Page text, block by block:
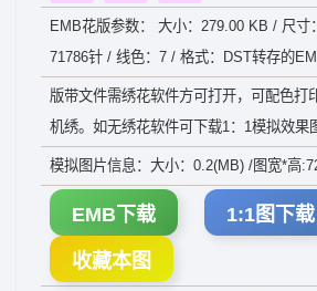
EMB花版参数： 大小：279.00 KB / 尺寸
71786针 / 线色：7 / 格式：DST转存的
版带文件需绣花软件方可打开，可配色打
机绣。如无绣花软件可下载1：1模拟效果
模拟图片信息：大小：0.2(MB) /图宽*高
EMB下载 1:1图下载
收藏本图